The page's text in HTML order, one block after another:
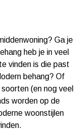
Ga je
heb je in veel
vinden is die past
behang? Of
(en nog veel
worden op de
woonstijlen